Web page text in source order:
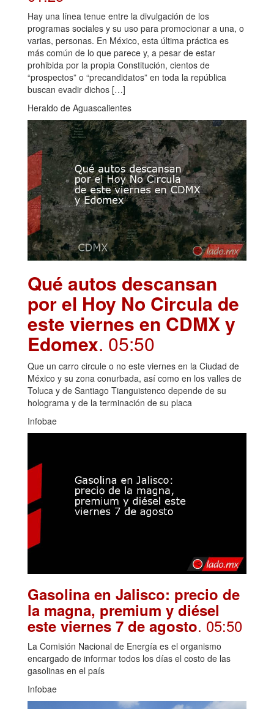
Hay una línea tenue entre la divulgación de los
programas sociales y su uso para promocionar a una, o
varias, personas. En México, esta última práctica es
más común de lo que parece y, a pesar de estar
prohibida por la propia Constitución, cientos de
“prospectos” o “precandidatos” en toda la república
buscan evadir dichos […]
Heraldo de Aguascalientes
Qué autos descansan
por el Hoy No Circula de
este viernes en CDMX y
Edomex. 05:50
Que un carro circule o no este viernes en la Ciudad de
México y su zona conurbada, así como en los valles de
Toluca y de Santiago Tianguistenco depende de su
holograma y de la terminación de su placa
Infobae
Gasolina en Jalisco: precio de
la magna, premium y diésel
este viernes 7 de agosto. 05:50
La Comisión Nacional de Energía es el organismo
encargado de informar todos los días el costo de las
gasolinas en el país
Infobae